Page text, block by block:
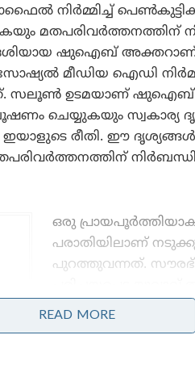
നിർമ്മിച്ച്
ഷുഐബ് അക്തറാണ്
സോഷ്യൽ മീഡിയ ഐഡി
സലൂൺ ഉടമയാണ്
ചെയ്യുകയും
രീതി. ഈ ദൃശ്യങ്ങൾ
ഒരു
പരാതിയിലാണ്
പുറത്തുവന്നത്. സൗരഭ്
വ്യക്തിത്വവും
പെൺകുട്ടി മൊഴി
READ MORE